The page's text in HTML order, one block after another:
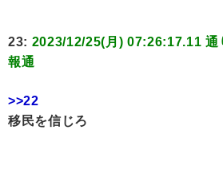
23: 2023/12/25(月) 07:26:17.11 通
報通
>>22
移民を信じろ